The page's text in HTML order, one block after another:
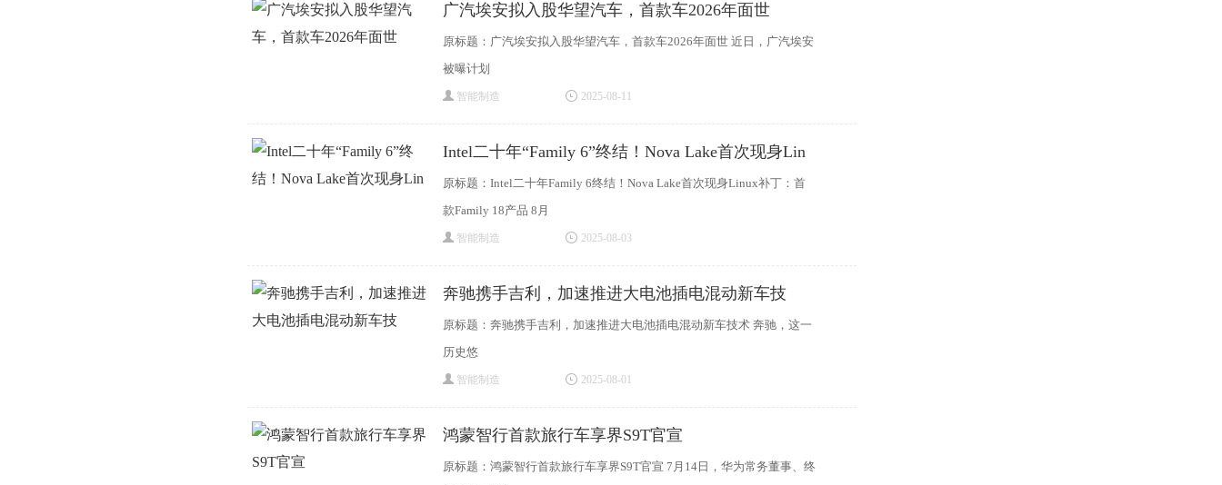
广汽埃安拟入股华望汽车，首款车2026年面世
原标题：广汽埃安拟入股华望汽车，首款车2026年面世 近日，广汽埃安
被曝计划
智能制造 2025-08-11
Intel二十年“Family 6”终结！Nova Lake首次现身Lin
原标题：Intel二十年Family 6终结！Nova Lake首次现身Linux补丁：首
款Family 18产品 8月
智能制造 2025-08-03
奔驰携手吉利，加速推进大电池插电混动新车技
原标题：奔驰携手吉利，加速推进大电池插电混动新车技术 奔驰，这一
历史悠
智能制造 2025-08-01
鸿蒙智行首款旅行车享界S9T官宣
原标题：鸿蒙智行首款旅行车享界S9T官宣 7月14日，华为常务董事、终